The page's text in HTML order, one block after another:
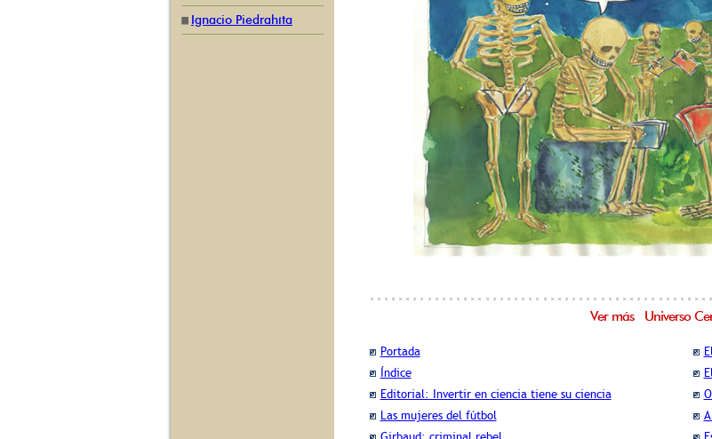
Ignacio Piedrahíta
Ver más Universo
Portada
Índice
Editorial: Invertir en ciencia tiene su ciencia
Las mujeres del fútbol